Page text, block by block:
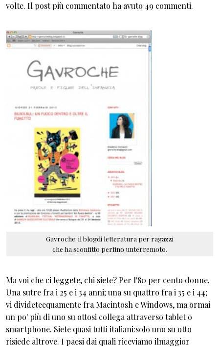
volte. Il post più commentato ha avuto 49 commenti.
Gavroche: il blogdi letteratura per ragazzi
che ha sconfitto perfino unterremoto.
Ma voi che ci leggete, chi siete? Per l'80 per cento donne.
Una sutre fra i 25 e i 34 anni; una su quattro fra i 35 e i 44;
vi divideteequamente fra Macintosh e Windows, ma ormai
un po' più di uno su ottosi collega attraverso tablet o
smartphone. Siete quasi tutti italiani:solo uno su otto
risiede altrove. I paesi dai quali riceviamo ilmaggior